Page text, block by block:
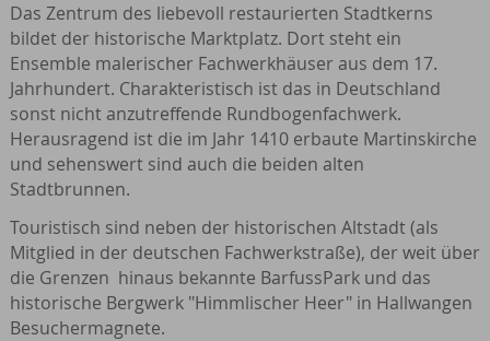
Das Zentrum des liebevoll restaurierten Stadtkerns
bildet der historische Marktplatz. Dort steht ein
Ensemble malerischer Fachwerkhäuser aus dem 17.
Jahrhundert. Charakteristisch ist das in Deutschland
sonst nicht anzutreffende Rundbogenfachwerk.
Herausragend ist die im Jahr 1410 erbaute Martinskirche
und sehenswert sind auch die beiden alten
Stadtbrunnen.
Touristisch sind neben der historischen Altstadt (als
Mitglied in der deutschen Fachwerkstraße), der weit über
die Grenzen hinaus bekannte BarfussPark und das
historische Bergwerk "Himmlischer Heer" in Hallwangen
Besuchermagnete.